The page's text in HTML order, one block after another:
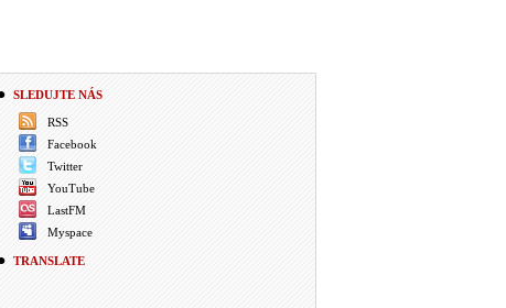
SLEDUJTE NÁS
RSS
Facebook
Twitter
YouTube
LastFM
Myspace
TRANSLATE